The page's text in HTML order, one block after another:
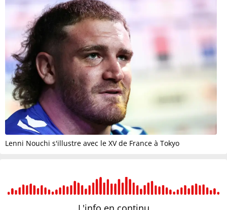
Lenni Nouchi s'illustre avec le XV de France à Tokyo